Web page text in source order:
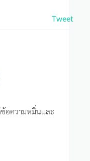
Tweet
อความหมิ่นและ